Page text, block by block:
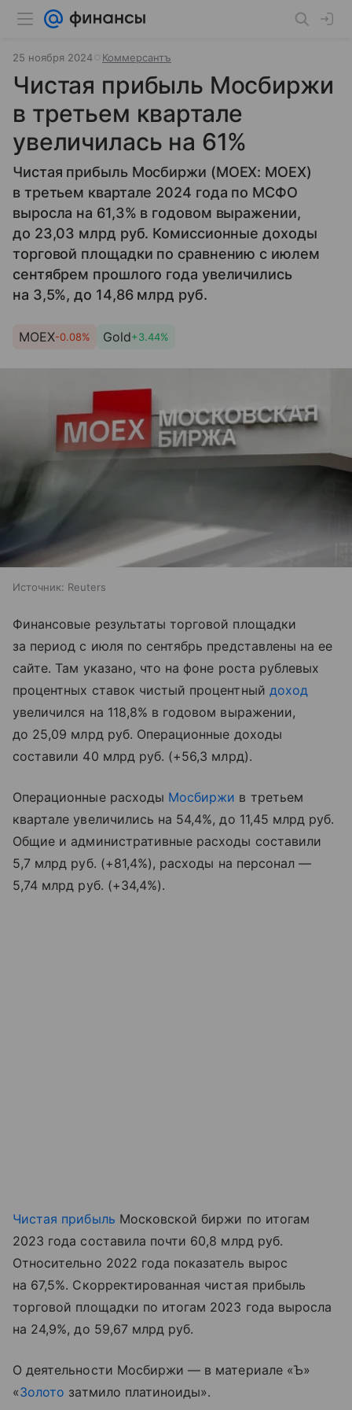
25 ноября 2024 Коммерсантъ
Чистая прибыль Мосбиржи
в третьем квартале
увеличилась на 61%
Чистая прибыль Мосбиржи (MOEX: MOEX)
в третьем квартале 2024 года по МСФО
выросла на 61,3% в годовом выражении,
до 23,03 млрд руб. Комиссионные доходы
торговой площадки по сравнению с июлем
сентябрем прошлого года увеличились
на 3,5%, до 14,86 млрд руб.
MOEX-0.08% Gold+3.44%
Источник: Reuters
Финансовые результаты торговой площадки
за период с июля по сентябрь представлены на ее
сайте. Там указано, что на фоне роста рублевых
процентных ставок чистый процентный доход
увеличился на 118,8% в годовом выражении,
до 25,09 млрд руб. Операционные доходы
составили 40 млрд руб. (+56,3 млрд).
Операционные расходы Мосбиржи в третьем
квартале увеличились на 54,4%, до 11,45 млрд руб.
Общие и административные расходы составили
5,7 млрд руб. (+81,4%), расходы на персонал —
5,74 млрд руб. (+34,4%).
Чистая прибыль Московской биржи по итогам
2023 года составила почти 60,8 млрд руб.
Относительно 2022 года показатель вырос
на 67,5%. Скорректированная чистая прибыль
торговой площадки по итогам 2023 года выросла
на 24,9%, до 59,67 млрд руб.
О деятельности Мосбиржи — в материале «Ъ»
«Золото затмило платиноиды».